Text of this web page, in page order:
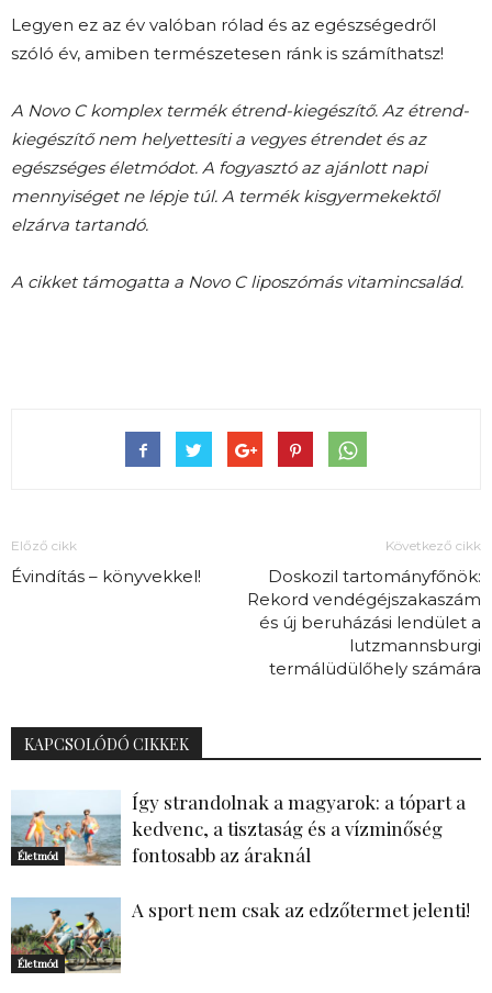
Legyen ez az év valóban rólad és az egészségedről
szóló év, amiben természetesen ránk is számíthatsz!
A Novo C komplex termék étrend-kiegészítő. Az étrend-
kiegészítő nem helyettesíti a vegyes étrendet és az
egészséges életmódot. A fogyasztó az ajánlott napi
mennyiséget ne lépje túl. A termék kisgyermekektől
elzárva tartandó.
A cikket támogatta a Novo C liposzómás vitamincsalád.
Előző cikk
Évindítás – könyvekkel!
Következő cikk
Doskozil tartományfőnök:
Rekord vendégéjszakaszám
és új beruházási lendület a
lutzmannsburgi
termálüdülőhely számára
KAPCSOLÓDÓ CIKKEK
Életmód
Így strandolnak a magyarok: a tópart a
kedvenc, a tisztaság és a vízminőség
fontosabb az áraknál
Életmód
A sport nem csak az edzőtermet jelenti!